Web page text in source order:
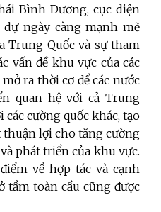
Bình Dương, cục diện
ngày càng mạnh mẽ
Trung Quốc và sự tham
vấn đề khu vực của các
ra thời cơ để các nước
quan hệ với cả Trung
cường quốc khác, tạo
lợi cho tăng cường
phát triển của khu vực.
về hợp tác và cạnh
tầm toàn cầu cũng được